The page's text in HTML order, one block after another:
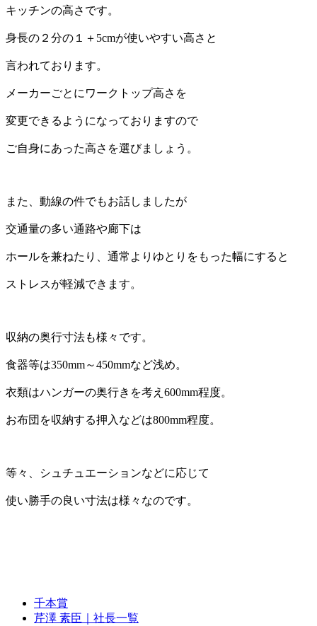
キッチンの高さです。
身長の２分の１＋5cmが使いやすい高さと
言われております。
メーカーごとにワークトップ高さを
変更できるようになっておりますので
ご自身にあった高さを選びましょう。
また、動線の件でもお話しましたが
交通量の多い通路や廊下は
ホールを兼ねたり、通常よりゆとりをもった幅にすると
ストレスが軽減できます。
収納の奥行寸法も様々です。
食器等は350mm～450mmなど浅め。
衣類はハンガーの奥行きを考え600mm程度。
お布団を収納する押入などは800mm程度。
等々、シュチュエーションなどに応じて
使い勝手の良い寸法は様々なのです。
千本賞
芹澤 素臣｜社長一覧